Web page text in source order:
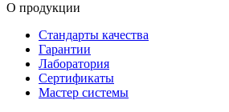
О продукции
Стандарты качества
Гарантии
Лаборатория
Сертификаты
Мастер системы